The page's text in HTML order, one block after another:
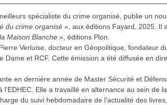
spécialiste du crime organisé, publie un
du crime organisé», aux éditions Fayard, 2025. Il
Maison Blanche », éditions Plon.
Verluise, docteur en Géopolitique, fondateur
Dame et RCF. Cette émission a été diffusée en
en dernière année de Master Sécurité et
l’EDHEC. Elle a travaillé en alternance au sein de
du suivi hebdomadaire de l’actualité des